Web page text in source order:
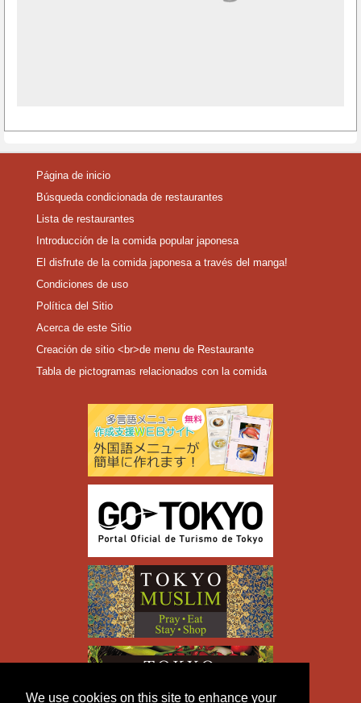
We use cookies on this site to enhance your
Página de inicio
Búsqueda condicionada de restaurantes
Lista de restaurantes
Introducción de la comida popular japonesa
El disfrute de la comida japonesa a través del manga!
Condiciones de uso
Política del Sitio
Acerca de este Sitio
Creación de sitio <br>de menu de Restaurante
Tabla de pictogramas relacionados con la comida